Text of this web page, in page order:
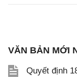
VĂN BẢN MỚI
Quyết định